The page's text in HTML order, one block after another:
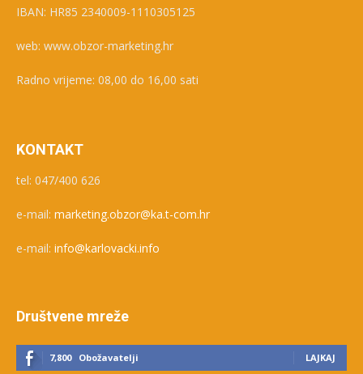
IBAN: HR85 2340009-1110305125
web: www.obzor-marketing.hr
Radno vrijeme: 08,00 do 16,00 sati
KONTAKT
tel: 047/400 626
e-mail: marketing.obzor@ka.t-com.hr
e-mail: info@karlovacki.info
Društvene mreže
7,800 Obožavatelji LAJKAJ